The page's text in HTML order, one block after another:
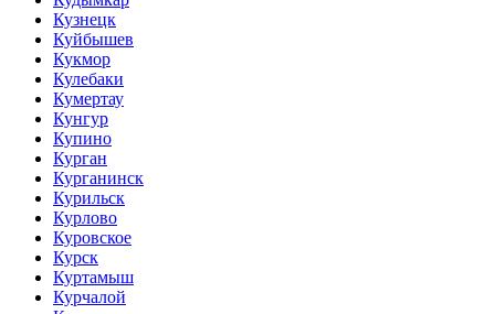
Кузнецк
Куйбышев
Кукмор
Кулебаки
Кумертау
Кунгур
Купино
Курган
Курганинск
Курильск
Курлово
Куровское
Курск
Куртамыш
Курчалой